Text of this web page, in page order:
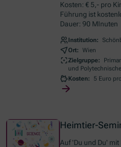
Kosten: € 5,- pro
Führung ist
Dauer: 90 MInuten
Institution:
Ort: Wien
Zielgruppe:
und
Kosten:
5 Euro
Heimtier-
Auf 'Du und Du'